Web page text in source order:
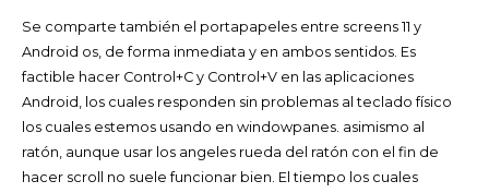
Se comparte también el portapapeles entre screens 11 y
Android os, de forma inmediata y en ambos sentidos. Es
factible hacer Control+C y Control+V en las aplicaciones
Android, los cuales responden sin problemas al teclado físico
los cuales estemos usando en windowpanes. asimismo al
ratón, aunque usar los angeles rueda del ratón con el fin de
hacer scroll no suele funcionar bien. El tiempo los cuales